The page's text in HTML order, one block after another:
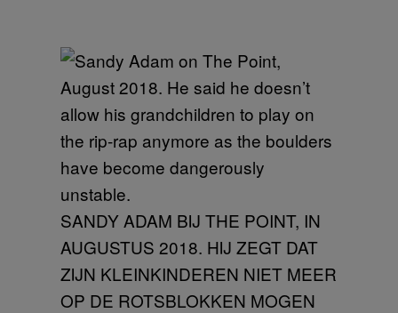
SANDY ADAM BIJ THE POINT, IN
AUGUSTUS 2018. HIJ ZEGT DAT
ZIJN KLEINKINDEREN NIET MEER
OP DE ROTSBLOKKEN MOGEN